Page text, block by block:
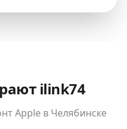
ilink74
Appleв Челябинске